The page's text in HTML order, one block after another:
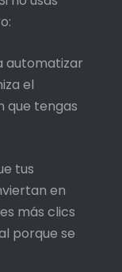
automatizar
el
que tengas
tus
en
más clics
porque se